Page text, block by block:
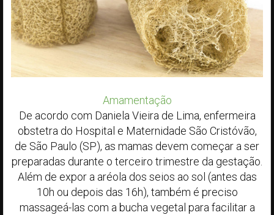
Amamentação
De acordo com Daniela Vieira de Lima, enfermeira
obstetra do Hospital e Maternidade São Cristóvão,
de São Paulo (SP), as mamas devem começar a ser
preparadas durante o terceiro trimestre da gestação.
Além de expor a aréola dos seios ao sol (antes das
10h ou depois das 16h), também é preciso
massageá-las com a bucha vegetal para facilitar a